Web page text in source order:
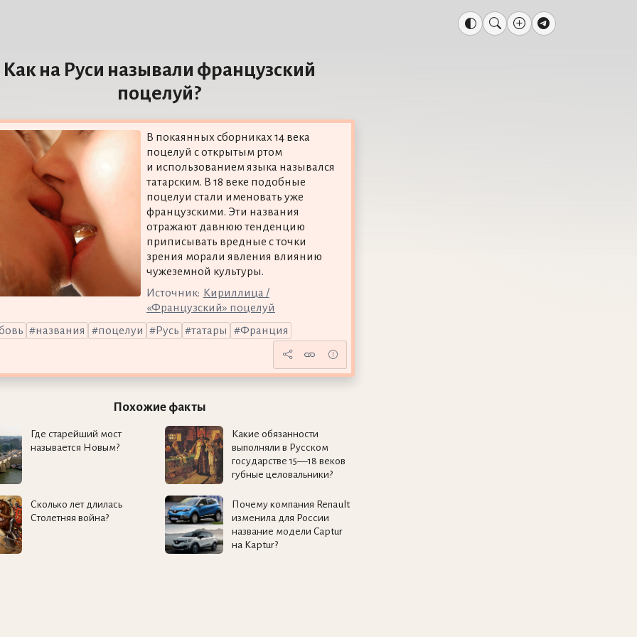
Как на Руси называли французский
поцелуй?
В покаянных сборниках 14 века
поцелуй с открытым ртом
и использованием языка назывался
татарским. В 18 веке подобные
поцелуи стали именовать уже
французскими. Эти названия
отражают давнюю тенденцию
приписывать вредные с точки
зрения морали явления влиянию
чужеземной культуры.
Источник: Кириллица /
«Французский» поцелуй
названия поцелуи Русь татары Франция
Похожие факты
Где старейший мост
называется Новым?
Какие обязанности
выполняли в Русском
государстве 15—18 веков
губные целовальники?
Сколько лет длилась
Столетняя война?
Почему компания Renault
изменила для России
название модели Captur
на Kaptur?